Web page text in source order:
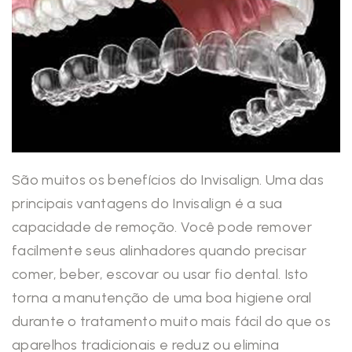
São muitos os benefícios do Invisalign. Uma das
principais vantagens do Invisalign é a sua
capacidade de remoção. Você pode remover
facilmente seus alinhadores quando precisar
comer, beber, escovar ou usar fio dental. Isto
torna a manutenção de uma boa higiene oral
durante o tratamento muito mais fácil do que os
aparelhos tradicionais e reduz ou elimina